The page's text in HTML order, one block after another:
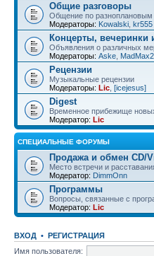
Общие разговоры
Общение по разноплановым
Модераторы: Kowalski kr555
Концерты, вечеринки
Объявления о различных
Модераторы: Aske MadMax2
Рецензии
Музыкальные рецензии
Модераторы: Lic [icejesus]
Digest
Временное прибежище
Модератор: Lic
СПЕЦИАЛЬНЫЕ ФОРУМЫ
Продажа и обмен CD/
Место встречи и
Модератор: DimmOnn
Программы
Вопросы, связанные с
Модератор: Lic
ВХОД • РЕГИСТРАЦИЯ
Имя пользователя: